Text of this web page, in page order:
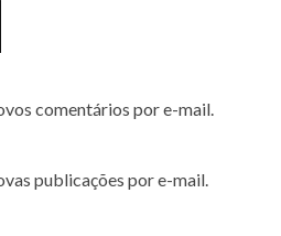
comentários por e-mail.
publicações por e-mail.